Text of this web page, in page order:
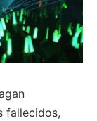
fallecidos,